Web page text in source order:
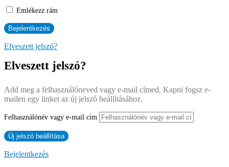
Emlékezz rám
Elveszett jelszó?
Elveszett jelszó?
Add meg a felhasználóneved vagy e-mail címed. Kapni fogsz e-
mailen egy linket az új jelszó beállításához.
Felhasználónév vagy e-mail cím
Bejelentkezés